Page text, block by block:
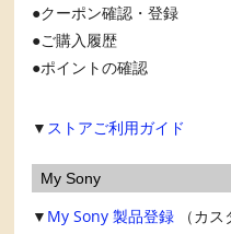
クーポン確認・登録
ご購入履歴
ポイントの確認
▼ ストアご利用ガイド
My Sony
▼ My Sony 製品登録 （カ